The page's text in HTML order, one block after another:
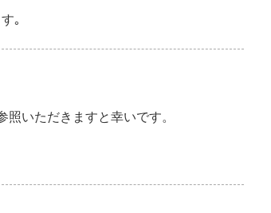
｡
いただきますと幸いです。